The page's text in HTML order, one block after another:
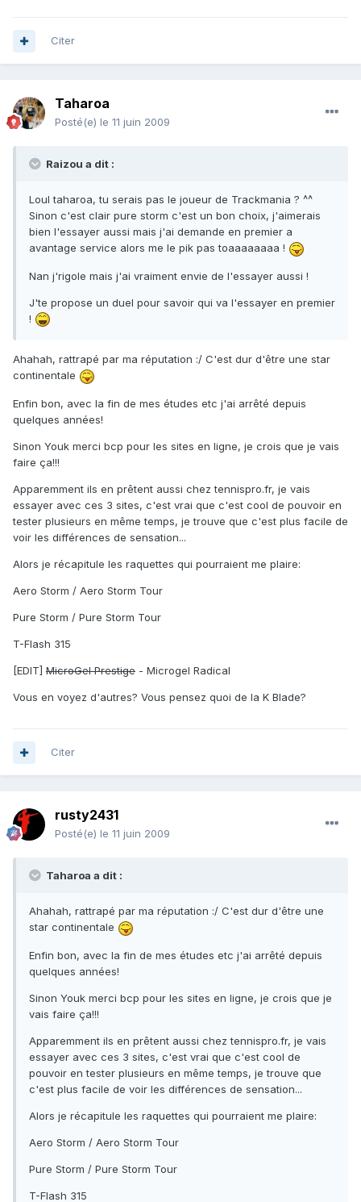
Citer
Taharoa
Posté(e) le 11 juin 2009
Raizou a dit :
Loul taharoa, tu serais pas le joueur de Trackmania ? ^^
Sinon c'est clair pure storm c'est un bon choix, j'aimerais
bien l'essayer aussi mais j'ai demande en premier a
avantage service alors me le pik pas toaaaaaaaa !
Nan j'rigole mais j'ai vraiment envie de l'essayer aussi !
J'te propose un duel pour savoir qui va l'essayer en premier
!
Ahahah, rattrapé par ma réputation :/ C'est dur d'être une star
continentale
Enfin bon, avec la fin de mes études etc j'ai arrêté depuis
quelques années!
Sinon Youk merci bcp pour les sites en ligne, je crois que je vais
faire ça!!!
Apparemment ils en prêtent aussi chez tennispro.fr, je vais
essayer avec ces 3 sites, c'est vrai que c'est cool de pouvoir en
tester plusieurs en même temps, je trouve que c'est plus facile de
voir les différences de sensation...
Alors je récapitule les raquettes qui pourraient me plaire:
Aero Storm / Aero Storm Tour
Pure Storm / Pure Storm Tour
T-Flash 315
[EDIT] MicroGel Prestige - Microgel Radical
Vous en voyez d'autres? Vous pensez quoi de la K Blade?
Citer
rusty2431
Posté(e) le 11 juin 2009
Taharoa a dit :
Ahahah, rattrapé par ma réputation :/ C'est dur d'être une
star continentale
Enfin bon, avec la fin de mes études etc j'ai arrêté depuis
quelques années!
Sinon Youk merci bcp pour les sites en ligne, je crois que je
vais faire ça!!!
Apparemment ils en prêtent aussi chez tennispro.fr, je vais
essayer avec ces 3 sites, c'est vrai que c'est cool de
pouvoir en tester plusieurs en même temps, je trouve que
c'est plus facile de voir les différences de sensation...
Alors je récapitule les raquettes qui pourraient me plaire:
Aero Storm / Aero Storm Tour
Pure Storm / Pure Storm Tour
T-Flash 315